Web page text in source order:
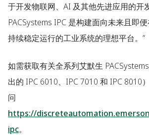
于开发物联网、AI 及其他先进应用的开
PACSystems IPC 是构建面向未来且即
持续稳定运行的工业系统的理想平台。”
如需获取有关全系列艾默生
出的 IPC 6010、IPC 7010 和 IPC 8010
问
https://
ipc。